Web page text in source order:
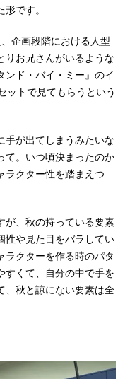
です。
企画段階における人型
りお兄さんがいるような
ンド・バイ・ミー』のイ
ットで見てもらうという
手が出てしまうみたいな
て。いつ頃決まったのか
ラクター性を踏まえつ
が、秋の持っている要素
性や見た目をバラしてい
ラクターを作る時のパタ
すくて、自分の中で手を
、秋と諒にない要素は全